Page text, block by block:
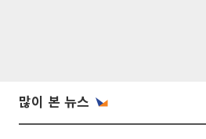
많이 본 뉴스